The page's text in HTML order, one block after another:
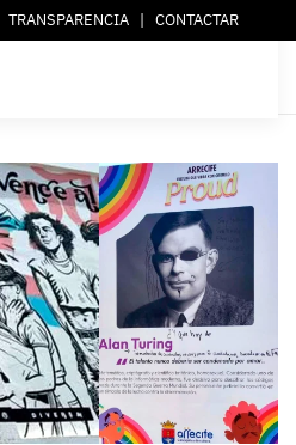
TRANSPARENCIA | CONTACTAR